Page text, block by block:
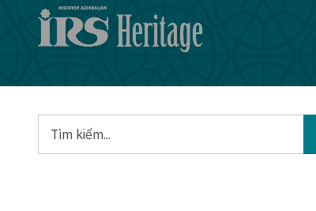
kiếm